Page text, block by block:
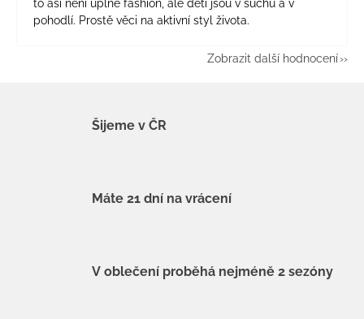
to asi není úplně fashion, ale děti jsou v suchu a v
pohodlí. Prostě věci na aktivní styl života.
Zobrazit další hodnocení
Šijeme v ČR
Máte 21 dní na vrácení
V oblečení proběhá nejméně 2 sezóny